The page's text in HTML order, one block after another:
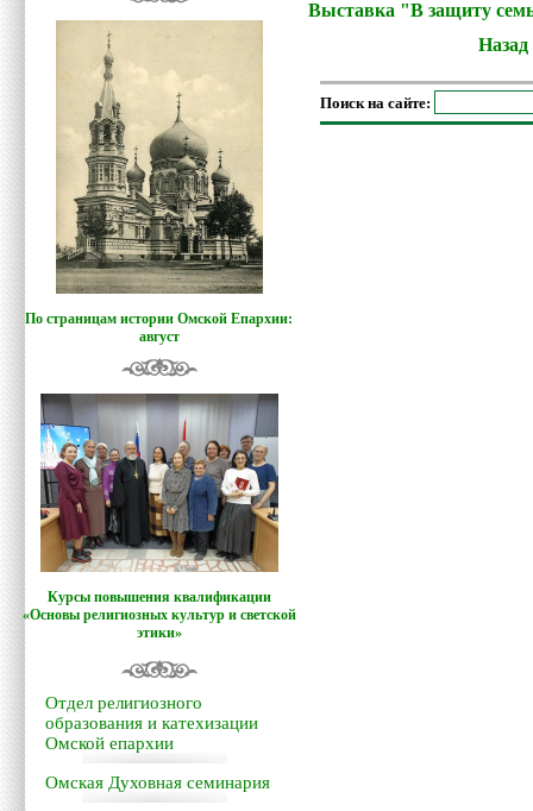
По страницам истории Омской Епархии:
август
Курсы повышения квалификации
«Основы религиозных культур и светской
этики»
Отдел религиозного
образования и катехизации
Омской епархии
Омская Духовная семинария
Выставка "В защиту
Поиск на сайте: